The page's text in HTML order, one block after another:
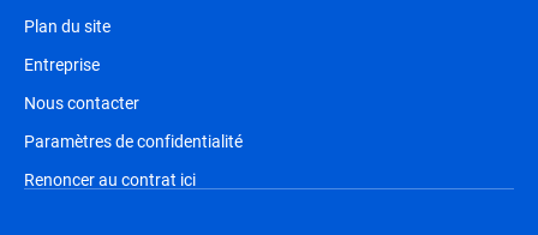
Plan du site
Entreprise
Nous contacter
Paramètres de confidentialité
Renoncer au contrat ici